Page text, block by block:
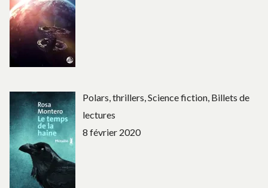
Polars, thrillers, Science fiction, Billets de
lectures
8 février 2020